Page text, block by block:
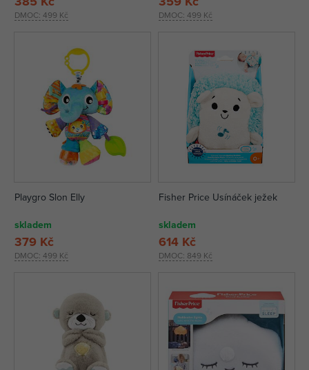
DMOC: 499 Kč DMOC: 499 Kč
Playgro Slon Elly
skladem
DMOC: 499 Kč
379 Kč
Fisher Price Usínáček ježek
skladem
DMOC: 849 Kč
614 Kč